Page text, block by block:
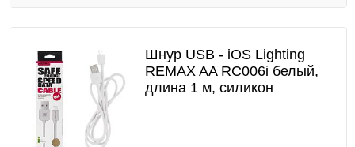
Шнур USB - iOS Lighting
REMAX AA RC006i белый,
длина 1 м, силикон